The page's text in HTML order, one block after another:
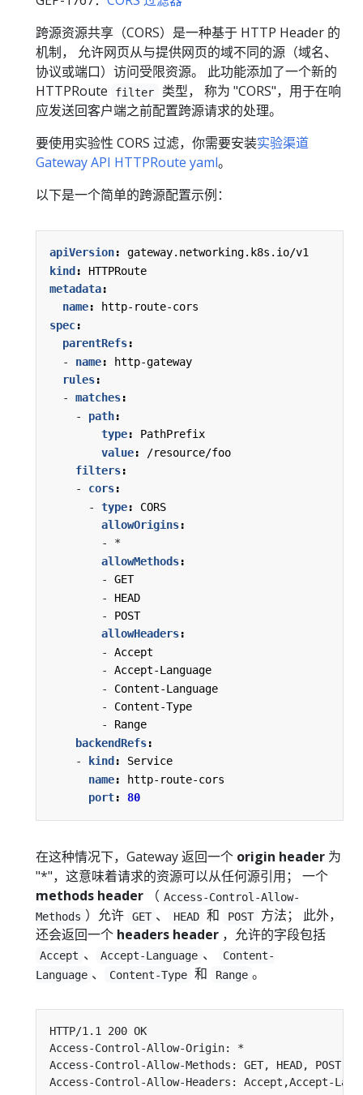
跨源资源共享（CORS）是一种基于 HTTP Header 的
机制， 允许网页从与提供网页的域不同的源（域名、
协议或端口）访问受限资源。 此功能添加了一个新的
HTTPRoute
filter
类型， 称为 "CORS"，用于在响
应发送回客户端之前配置跨源请求的处理。
要使用实验性 CORS 过滤，你需要安装实验渠道
Gateway API HTTPRoute yaml。
以下是一个简单的跨源配置示例：
apiVersion:
gateway.networking.k8s.io/v1
kind :
HTTPRoute
metadata:
name:
http-route-cors
spec:
parentRefs:
- name:
http-gateway
rules:
- matches:
- path:
type:
PathPrefix
value:
/resource/foo
filters:
- cors:
- type:
CORS
allowOrigins:
- *
allowMethods:
- GET
- HEAD
- POST
allowHeaders:
- Accept
- Accept-Language
- Content-Language
- Content-Type
- Range
backendRefs:
-
kind :
Service
name:
http-route-cors
port: 80
在这种情况下，Gateway 返回一个 origin header 为
"*"，这意味着请求的资源可以从任何源引用； 一个
methods header （ Access-Control-Allow-
Methods ）允许 GET 、 HEAD 和 POST
方法； 此外，
还会返回一个 headers header ，允许的字段包括
Accept 、 Accept-Language 、
Content-
Language 、 Content-Type 和 Range 。